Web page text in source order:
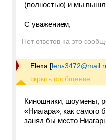
(полностью) и мы
С уважением,
[Нет ответов на это
Elena [
Киношники, шоумены,
«Ниагара», как
занял бы место